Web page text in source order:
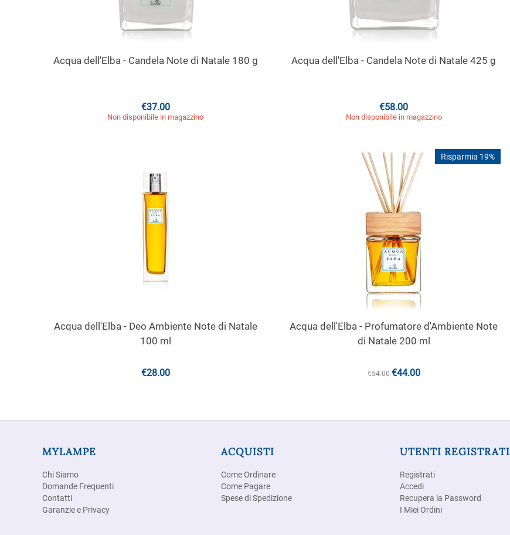
Acqua dell'Elba - Candela Note di Natale 180 g
€37.00
Non disponibile in magazzino
Acqua dell'Elba - Candela Note di Natale 425 g
€58.00
Non disponibile in magazzino
Acqua dell'Elba - Deo Ambiente Note di Natale
100 ml
€28.00
Risparmia 19%
Acqua dell'Elba - Profumatore d'Ambiente Note
di Natale 200 ml
€54.00 €44.00
MYLAMPE
Chi Siamo
Domande Frequenti
Contatti
Garanzie e Privacy
ACQUISTI
Come Ordinare
Come Pagare
Spese di Spedizione
UTENTI REGISTRATI
Registrati
Accedi
Recupera la Password
I Miei Ordini